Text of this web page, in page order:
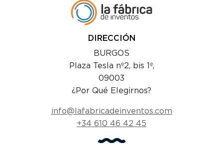
DIRECCIÓN
BURGOS
Plaza Tesla nº2, bis 1º,
09003
¿Por Qué Elegirnos?
info@lafabricadeinventos.com
+34 610 46 42 45